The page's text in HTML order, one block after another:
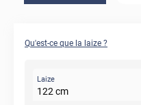
Qu'est-ce que la laize ?
Laize
122cm